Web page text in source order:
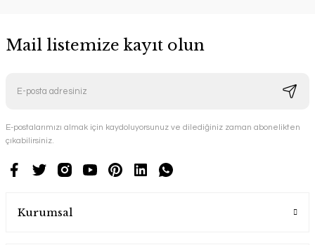
Mail listemize kayıt olun
E-postalarımızı almak için kaydoluyorsunuz ve dilediğiniz zaman abonelikten
çıkabilirsiniz.
Kurumsal